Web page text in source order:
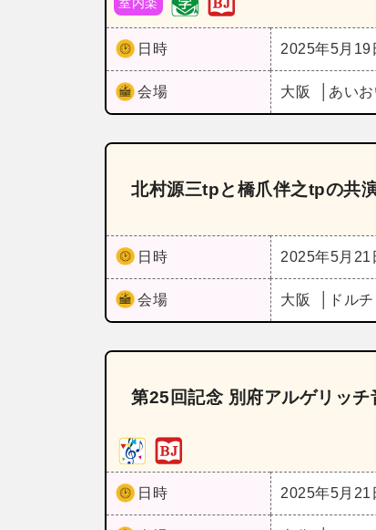
日時 2025年5月19
会場 大阪 あい
北村源三tpと橋爪伴之tpの共
日時 2025年5月21
会場 大阪 ドル
第25回記念 別府アルゲリッチ
日時 2025年5月21